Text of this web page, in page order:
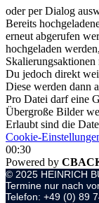
oder per Dialog
Bereits
erneut abgerufen
hochgeladen
Du jedoch direkt
Diese werden dann
Pro Datei darf eine
Übergroße Bilder
Erlaubt sind die
Cookie-
00:30
Powered by
© 2025 HEINRICH
Termine nur nach
Telefon: +49 (0) 89